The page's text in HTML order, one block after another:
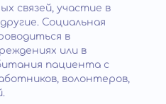
связей, участие в
Социальная
в
или в
пациента с
волонтеров,